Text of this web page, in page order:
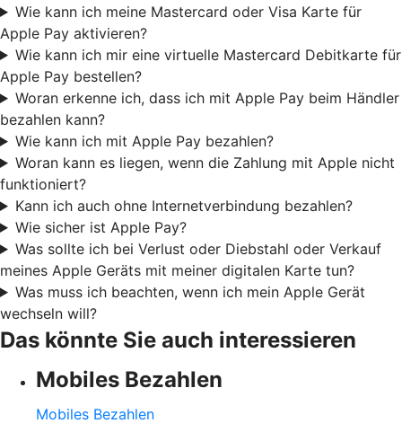
Wie kann ich meine Mastercard oder Visa Karte für
Apple Pay aktivieren?
Wie kann ich mir eine virtuelle Mastercard Debitkarte für
Apple Pay bestellen?
Woran erkenne ich, dass ich mit Apple Pay beim Händler
bezahlen kann?
Wie kann ich mit Apple Pay bezahlen?
Woran kann es liegen, wenn die Zahlung mit Apple nicht
funktioniert?
Kann ich auch ohne Internetverbindung bezahlen?
Wie sicher ist Apple Pay?
Was sollte ich bei Verlust oder Diebstahl oder Verkauf
meines Apple Geräts mit meiner digitalen Karte tun?
Was muss ich beachten, wenn ich mein Apple Gerät
wechseln will?
Das könnte Sie auch interessieren
Mobiles Bezahlen
Mobiles Bezahlen